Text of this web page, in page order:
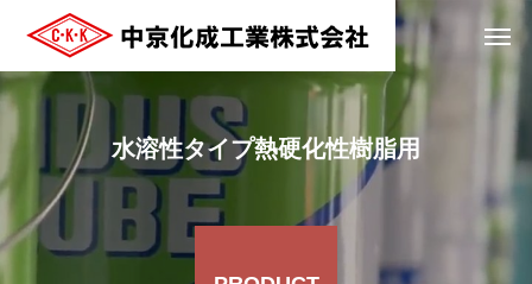
水溶性タイプ熱硬化性樹脂用